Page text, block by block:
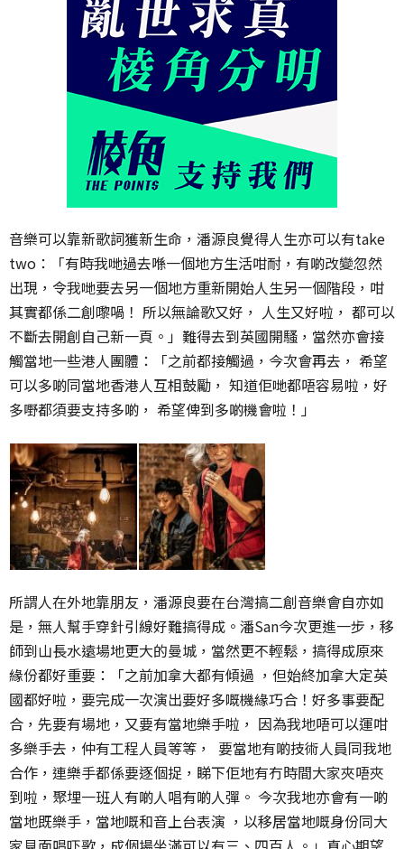
音樂可以靠新歌詞獲新生命，潘源良覺得人生亦可以有take
two：「有時我哋過去喺一個地方生活咁耐，有啲改變忽然
出現，令我哋要去另一個地方重新開始人生另一個階段，咁
其實都係二創嚟喎！ 所以無論歌又好， 人生又好啦， 都可以
不斷去開創自己新一頁。」難得去到英國開騷，當然亦會接
觸當地一些港人團體：「之前都接觸過，今次會再去， 希望
可以多啲同當地香港人互相鼓勵， 知道佢哋都唔容易啦，好
多嘢都須要支持多啲， 希望俾到多啲機會啦！」
所謂人在外地靠朋友，潘源良要在台灣搞二創音樂會自亦如
是，無人幫手穿針引線好難搞得成。潘San今次更進一步，移
師到山長水遠場地更大的曼城，當然更不輕鬆，搞得成原來
緣份都好重要：「之前加拿大都有傾過 ，但始終加拿大定英
國都好啦，要完成一次演出要好多嘅機緣巧合！好多事要配
合，先要有場地，又要有當地樂手啦， 因為我地唔可以運咁
多樂手去，仲有工程人員等等， 要當地有啲技術人員同我地
合作，連樂手都係要逐個捉，睇下佢地有冇時間大家夾唔夾
到啦，聚埋一班人有啲人唱有啲人彈。 今次我地亦會有一啲
當地既樂手，當地嘅和音上台表演 ，以移居當地嘅身份同大